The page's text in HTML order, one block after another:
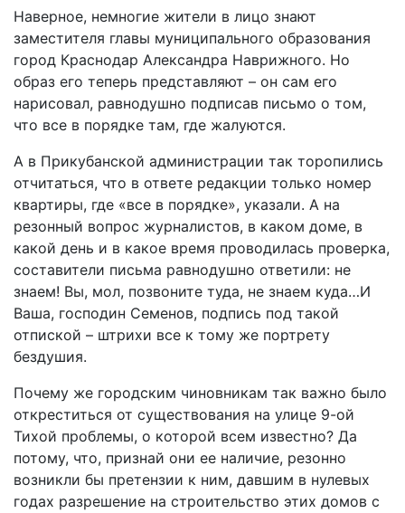
Наверное, немногие жители в лицо знают
заместителя главы муниципального образования
город Краснодар Александра Наврижного. Но
образ его теперь представляют – он сам его
нарисовал, равнодушно подписав письмо о том,
что все в порядке там, где жалуются.
А в Прикубанской администрации так торопились
отчитаться, что в ответе редакции только номер
квартиры, где «все в порядке», указали. А на
резонный вопрос журналистов, в каком доме, в
какой день и в какое время проводилась проверка,
составители письма равнодушно ответили: не
знаем! Вы, мол, позвоните туда, не знаем куда…И
Ваша, господин Семенов, подпись под такой
отпиской – штрихи все к тому же портрету
бездушия.
Почему же городским чиновникам так важно было
откреститься от существования на улице 9-ой
Тихой проблемы, о которой всем известно? Да
потому, что, признай они ее наличие, резонно
возникли бы претензии к ним, давшим в нулевых
годах разрешение на строительство этих домов с